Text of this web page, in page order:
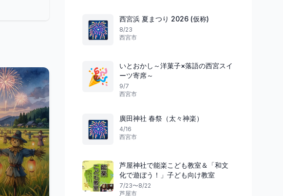
🎆
西宮浜 夏まつり 2026 (仮称)
8/23
西宮市
🎉
いとおかし～洋菓子×落語の西宮スイ
ーツ寄席～
9/7
西宮市
🎆
廣田神社 春祭（太々神楽）
4/16
西宮市
芦屋神社で能楽こども教室＆「和文
化で遊ぼう！」子ども向け教室
7/23〜8/22
芦屋市